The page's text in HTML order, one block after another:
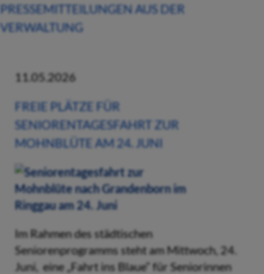
PRESSEMITTEILUNGEN AUS DER
VERWALTUNG
11.05.2026
FREIE PLÄTZE FÜR
SENIORENTAGESFAHRT ZUR
MOHNBLÜTE AM 24. JUNI
Im Rahmen des städtischen
Seniorenprogramms steht am Mittwoch, 24.
Juni, eine „Fahrt ins Blaue“ für Seniorinnen